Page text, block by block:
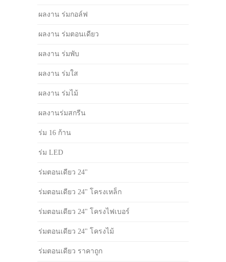
ผลงาน ร่มกอล์ฟ
ผลงาน ร่มตอนเดียว
ผลงาน ร่มพับ
ผลงาน ร่มใส
ผลงาน ร่มไม้
ผลงานร่มสกรีน
ร่ม 16 ก้าน
ร่ม LED
ร่มตอนเดียว 24"
ร่มตอนเดียว 24" โครงเหล็ก
ร่มตอนเดียว 24" โครงไฟเบอร์
ร่มตอนเดียว 24" โครงไม้
ร่มตอนเดียว ราคาถูก